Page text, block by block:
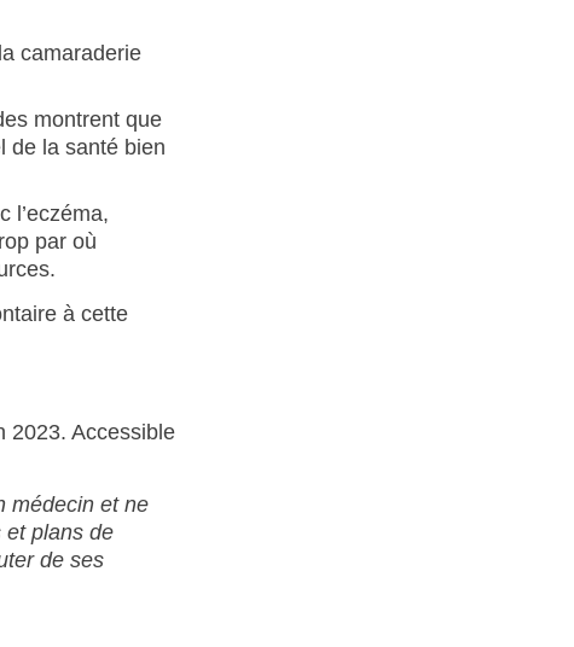
camaraderie
montrent que
de la santé bien
l’eczéma,
par où
à cette
2023. Accessible
médecin et ne
et plans de
de ses